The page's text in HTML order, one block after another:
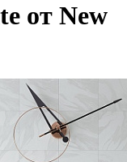
от New